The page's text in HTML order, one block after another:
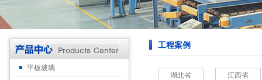
平板玻璃
工程案例
湖北省 江西省